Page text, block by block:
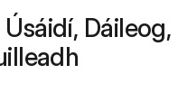
Dáileog,